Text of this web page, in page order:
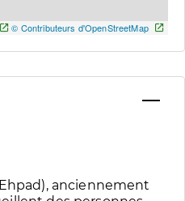
© Contributeurs d'OpenStreetMap
anciennement